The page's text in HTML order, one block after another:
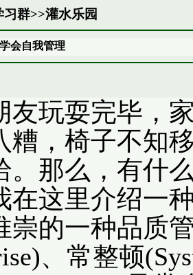
习群>>灌水乐园
会自我管理
友玩耍完毕，
糟，椅子不知
。那么，有什
在这里介绍一
崇的一种品质
、常整顿